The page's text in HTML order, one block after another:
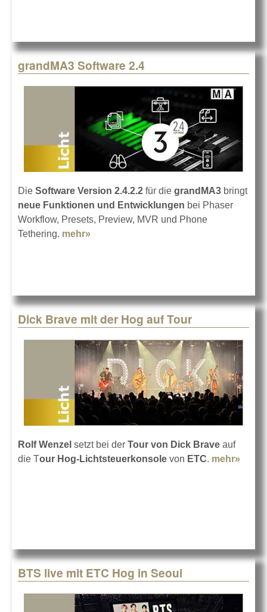
grandMA3 Software 2.4
Die Software Version 2.4.2.2 für die grandMA3 bringt
neue Funktionen und Entwicklungen bei Phaser
Workflow, Presets, Preview, MVR und Phone
Tethering. mehr»
Dick Brave mit der Hog auf Tour
Rolf Wenzel setzt bei der Tour von Dick Brave auf
die Tour Hog-Lichtsteuerkonsole von ETC. mehr»
Tour
BTS live mit ETC Hog in Seoul